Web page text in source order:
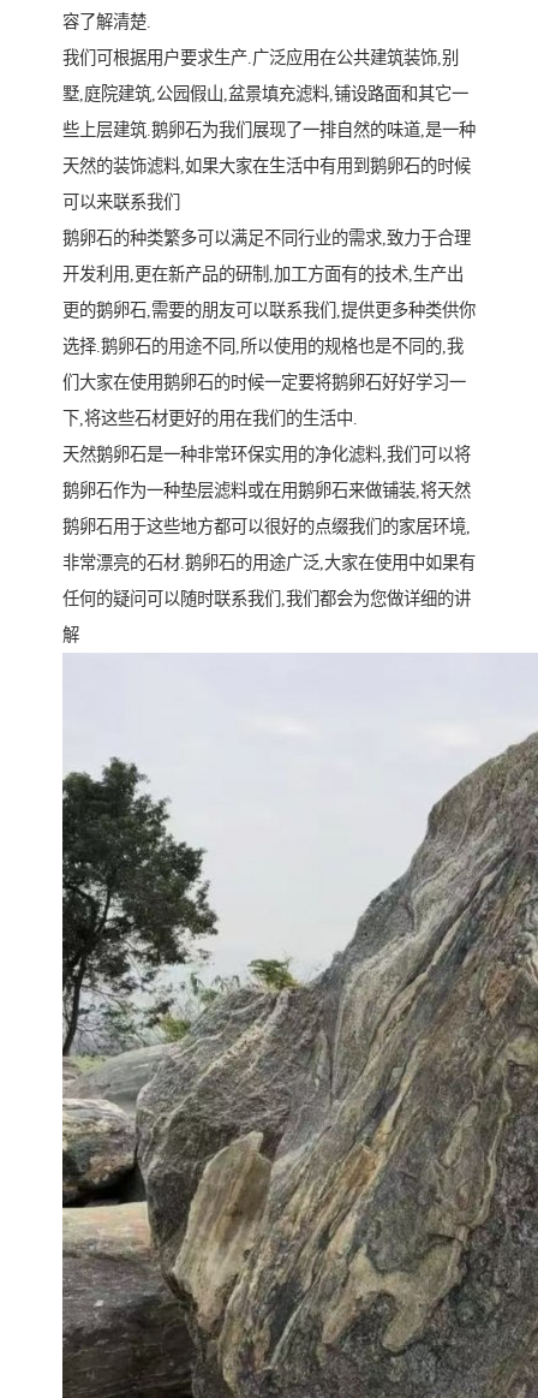
容了解清楚.
我们可根据用户要求生产.广泛应用在公共建筑装饰,别
墅,庭院建筑,公园假山,盆景填充滤料,铺设路面和其它一
些上层建筑.鹅卵石为我们展现了一排自然的味道,是一种
天然的装饰滤料,如果大家在生活中有用到鹅卵石的时候
可以来联系我们
鹅卵石的种类繁多可以满足不同行业的需求,致力于合理
开发利用,更在新产品的研制,加工方面有的技术,生产出
更的鹅卵石,需要的朋友可以联系我们,提供更多种类供你
选择.鹅卵石的用途不同,所以使用的规格也是不同的,我
们大家在使用鹅卵石的时候一定要将鹅卵石好好学习一
下,将这些石材更好的用在我们的生活中.
天然鹅卵石是一种非常环保实用的净化滤料,我们可以将
鹅卵石作为一种垫层滤料或在用鹅卵石来做铺装,将天然
鹅卵石用于这些地方都可以很好的点缀我们的家居环境,
非常漂亮的石材.鹅卵石的用途广泛,大家在使用中如果有
任何的疑问可以随时联系我们,我们都会为您做详细的讲
解